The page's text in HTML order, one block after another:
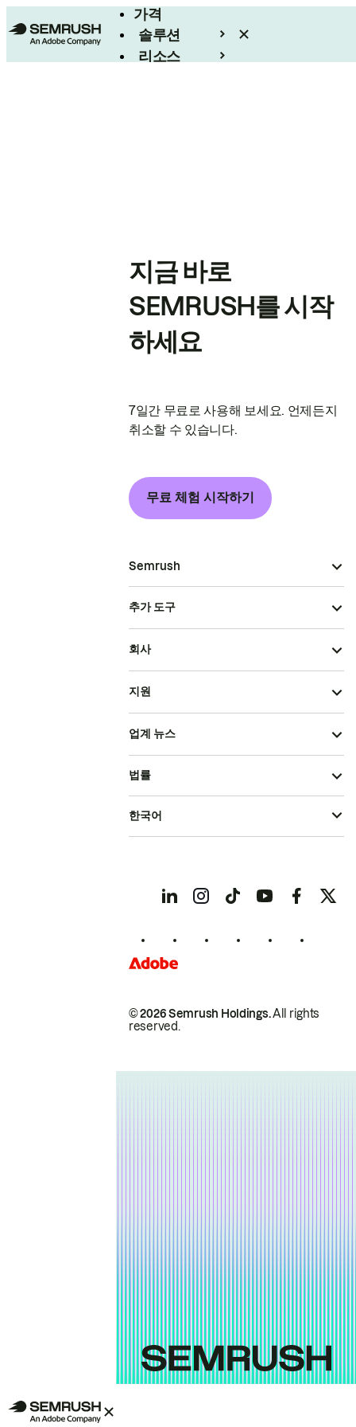
가격
솔루션
리소스
지금 바로
SEMRUSH를 시작
하세요
7일간 무료로 사용해 보세요. 언제든지
취소할 수 있습니다.
무료 체험 시작하기
Semrush
추가 도구
회사
지원
업계 뉴스
© 2026 Semrush Holdings.All rights
reserved.
법률
한국어